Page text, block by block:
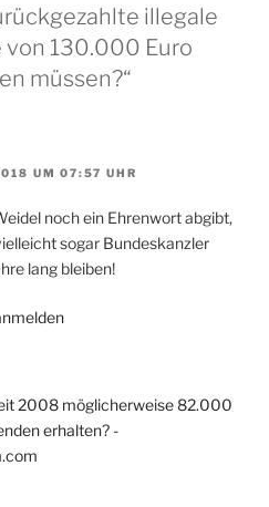
illegale
130.000 Euro
müssen?“
UM 07:57 UHR
noch ein Ehrenwort abgibt,
sogar Bundeskanzler
lang bleiben!
2008 möglicherweise 82.000
erhalten? -